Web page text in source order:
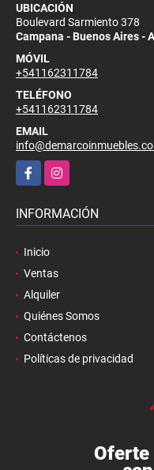
UBICACIÓN
Boulevard Sarmiento 378
Campana - Buenos Aires -
MÓVIL
+541162311784
TELÉFONO
+541162311784
EMAIL
FacebookInstagram
INFORMACIÓN
Inicio
Ventas
Alquiler
Quiénes Somos
Contáctenos
Políticas de privacidad
Oferte